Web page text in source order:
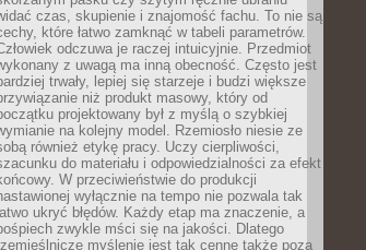
czas, skupienie i znajomość fachu. To nie są
które łatwo zamknąć w tabeli parametrów.
odczuwa je raczej intuicyjnie. Przedmiot
z uwagą ma inną obecność. Często jest
trwały, lepiej się starzeje i budzi większe
niż produkt masowy, który od
projektowany był z myślą o szybkiej
na kolejny model. Rzemiosło niesie ze
również etykę pracy. Uczy cierpliwości,
do materiału i odpowiedzialności za efekt
W przeciwieństwie do produkcji
wyłącznie na tempo nie pozwala tak
ukryć błędów. Każdy etap ma znaczenie, a
zwykle mści się na jakości. Dlatego
myślenie jest tak cenne także poza